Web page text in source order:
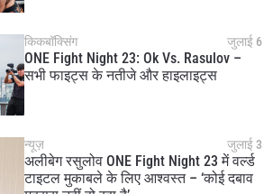
किकबॉक्सिंग जुलाई 6
ONE Fight Night 23: Ok Vs. Rasulov –
सभी फाइट्स के नतीजे और हाइलाइट्स
न्यूज़ जुलाई 3
अलीबेग रसुलोव ONE Fight Night 23 में वर्ल्ड
टाइटल मुकाबले के लिए आश्वस्त – ‘कोई दबाव